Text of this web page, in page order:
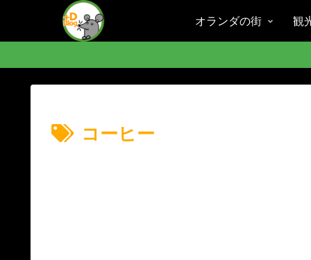
オランダの街 観
コーヒー